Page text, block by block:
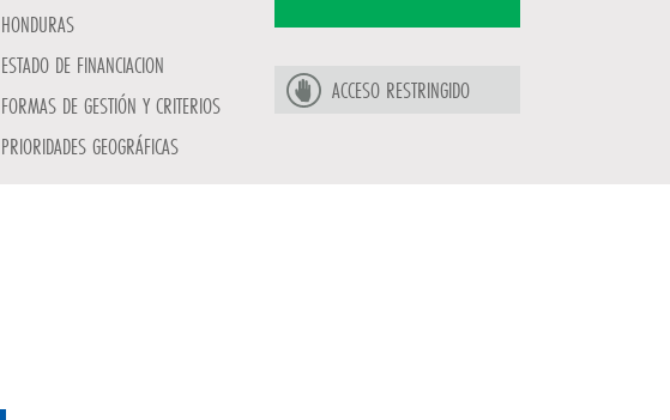
HONDURAS
ESTADO DE FINANCIACION
FORMAS DE GESTIÓN Y CRITERIOS
PRIORIDADES GEOGRÁFICAS
ACCESO RESTRINGIDO